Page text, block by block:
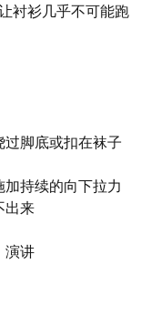
衬衫几乎不可能跑
脚底或扣在袜子
持续的向下拉力
出来
演讲